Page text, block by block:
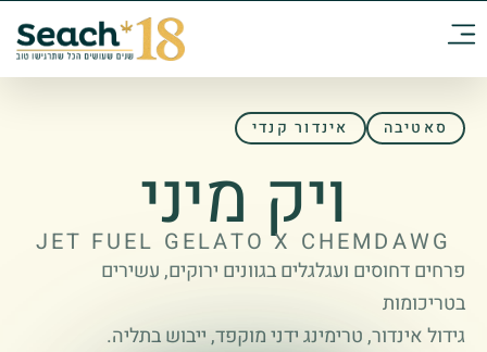
סאטיבה אינדור קנדי
ויק מיני
JET FUEL GELATO X CHEMDAWG
פרחים דחוסים ועגלגלים בגוונים ירוקים, עשירים
בטריכומות
גידול אינדור, טרימינג ידני מוקפד, ייבוש בתליה.